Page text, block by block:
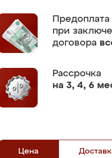
Предоплата
при
договора
Рассрочка
на 3, 4, 6
Цена